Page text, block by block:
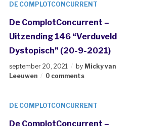
DE COMPLOTCONCURRENT
De ComplotConcurrent –
Uitzending 146 “Verduveld
Dystopisch” (20-9-2021)
september 20, 2021 by Micky van
Leeuwen
0 comments
DE COMPLOTCONCURRENT
De ComplotConcurrent –